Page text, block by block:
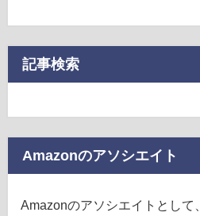
記事検索
Amazonのアソシエイト
Amazonのアソシエイトとして